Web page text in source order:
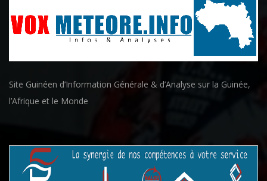
Site Guinéen d’Information Générale & d’Analyse sur la Guinée,
l’Afrique et le Monde